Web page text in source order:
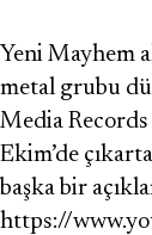
Yeni Mayhem
metal grubu
Media Records
Ekim’de
başka bir
https://